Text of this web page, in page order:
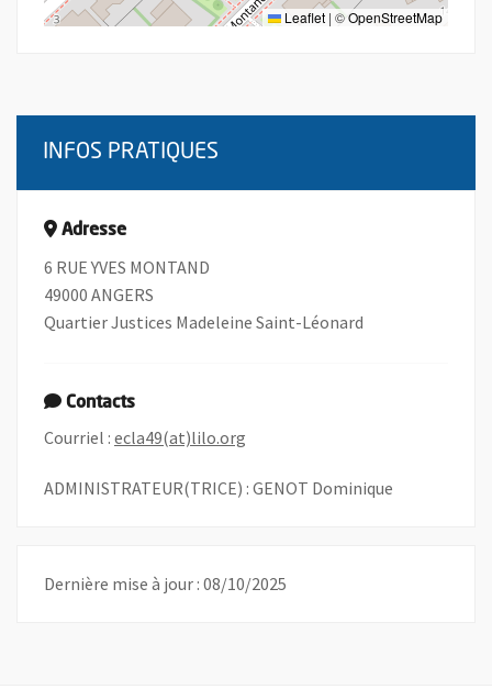
Leaflet | ©OpenStreetMap
INFOS PRATIQUES
Adresse
6 RUE YVES MONTAND
49000 ANGERS
Quartier Justices Madeleine Saint-Léonard
Contacts
Courriel : ecla49(at)lilo.org
ADMINISTRATEUR(TRICE) : GENOT Dominique
Dernière mise à jour : 08/10/2025